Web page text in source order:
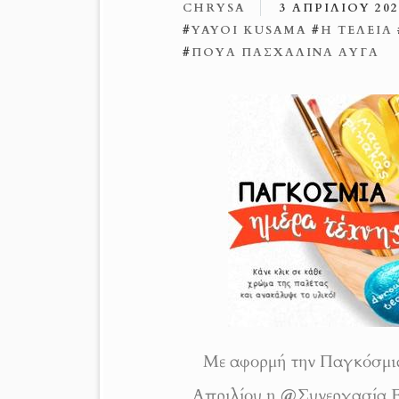
CHRYSA 3 ΑΠΡΙΛΊΟΥ
#YAYOI KUSAMA #Η ΤΕΛΕΊΑ
#ΠΟΥΆ ΠΑΣΧΑΛΙΝΆ ΑΥΓΆ
Με αφορμή την